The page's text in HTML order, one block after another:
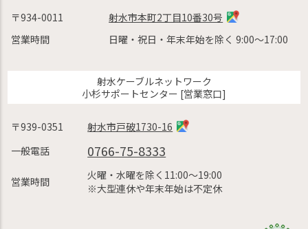
〒934-0011
射水市本町2丁目10番30号
営業時間
日曜・祝日・年末年始を除く 9:00〜17:00
射水ケーブルネットワーク
小杉サポートセンター [営業窓口]
〒939-0351
射水市戸破1730-16
一般電話
0766-75-8333
営業時間
火曜・水曜を除く11:00〜19:00
※大型連休や年末年始は不定休